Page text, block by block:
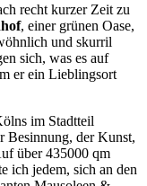
recht kurzer Zeit zu
, einer grünen Oase,
und skurril
sich, was es auf
er ein Lieblingsort
im Stadtteil
Besinnung, der Kunst,
über 435000 qm
ich jedem, sich an den